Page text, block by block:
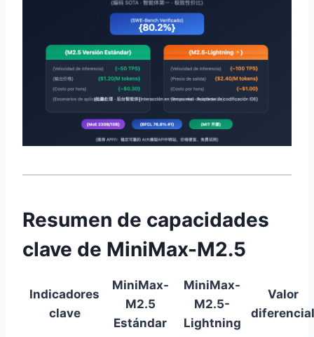
Resumen de capacidades
clave de MiniMax-M2.5
Indicadores
clave
MiniMax-
M2.5
Estándar
MiniMax-
M2.5-
Lightning
Valor
diferencial